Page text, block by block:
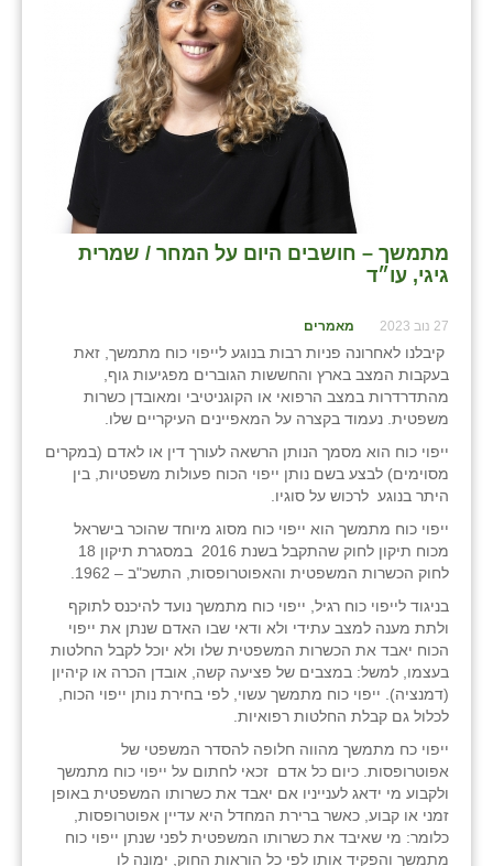
מתמשך – חושבים היום על המחר / שמרית
גיגי, עו״ד
27 נוב 2023 מאמרים
קיבלנו לאחרונה פניות רבות בנוגע לייפוי כוח מתמשך, זאת
בעקבות המצב בארץ והחששות הגוברים מפגיעות גוף,
מהתדרדרות במצב הרפואי או הקוגניטיבי ומאובדן כשרות
משפטית. נעמוד בקצרה על המאפיינים העיקריים שלו.
ייפוי כוח הוא מסמך הנותן הרשאה לעורך דין או לאדם (במקרים
מסוימים) לבצע בשם נותן ייפוי הכוח פעולות משפטיות, בין
היתר בנוגע לרכוש על סוגיו.
ייפוי כוח מתמשך הוא ייפוי כוח מסוג מיוחד שהוכר בישראל
מכוח תיקון לחוק שהתקבל בשנת 2016 במסגרת תיקון 18
לחוק הכשרות המשפטית והאפוטרופסות, התשכ"ב – 1962.
בניגוד לייפוי כוח רגיל, ייפוי כוח מתמשך נועד להיכנס לתוקף
ולתת מענה למצב עתידי ולא ודאי שבו האדם שנתן את ייפוי
הכוח יאבד את הכשרות המשפטית שלו ולא יוכל לקבל החלטות
בעצמו, למשל: במצבים של פציעה קשה, אובדן הכרה או קיהיון
(דמנציה). ייפוי כוח מתמשך עשוי, לפי בחירת נותן ייפוי הכוח,
לכלול גם קבלת החלטות רפואיות.
ייפוי כח מתמשך מהווה חלופה להסדר המשפטי של
אפוטרופסות. כיום כל אדם זכאי לחתום על ייפוי כוח מתמשך
ולקבוע מי ידאג לענייניו אם יאבד את כשרותו המשפטית באופן
זמני או קבוע, כאשר ברירת המחדל היא עדיין אפוטרופסות,
כלומר: מי שאיבד את כשרותו המשפטית לפני שנתן ייפוי כוח
מתמשך והפקיד אותו לפי כל הוראות החוק, ימונה לו
גן השומרון
גנות
ורד יריחו
דקל
הדר עם
חבצלת השרון
חמרה
חרב לאת
יקנעם
כליל